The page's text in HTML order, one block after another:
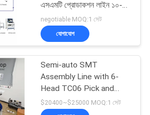
মেশিন
19
এসএমটি প্রোডাকশন লাইন ১০-
হেড পিক অ্যান্ড প্লেস
negotiable MOQ:1 সেট
যোগাযোগ
Semi-auto SMT
Assembly Line with 6-
Head TC06 Pick and
Place
$20400~$25000 MOQ:1 সেট